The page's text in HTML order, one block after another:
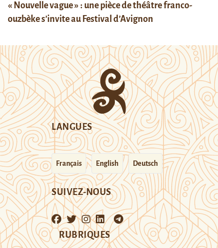
« Nouvelle vague » : une pièce de théâtre franco-
ouzbèke s’invite au Festival d’Avignon
LANGUES
Français English Deutsch
SUIVEZ-NOUS
RUBRIQUES